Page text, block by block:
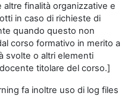
finalità organizzative e
in caso di richieste di
quando questo non
corso formativo in merito a
svolte o altri elementi
titolare del corso.]
fa inoltre uso di log files